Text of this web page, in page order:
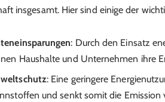
insgesamt. Hier sind einige der
: Durch den Einsatz
Haushalte und Unternehmen ihre
: Eine geringere
und senkt somit die Emission